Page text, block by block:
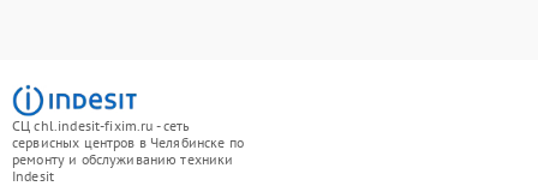
СЦ chl.indesit-fixim.ru - сеть
сервисных центров в Челябинске по
ремонту и обслуживанию техники
Indesit